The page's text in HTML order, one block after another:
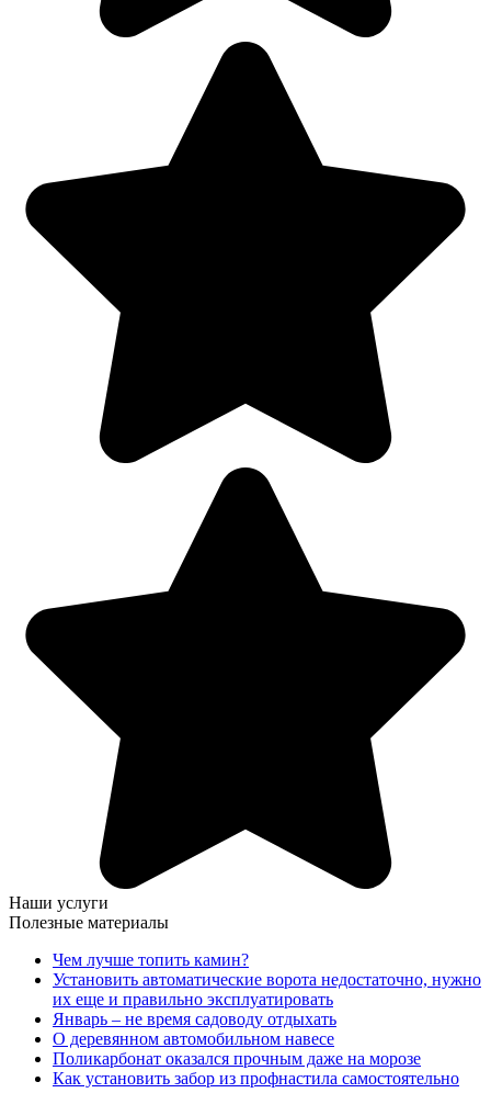
Наши услуги
Полезные материалы
Чем лучше топить камин?
Установить автоматические ворота недостаточно, нужно
их еще и правильно эксплуатировать
Январь – не время садоводу отдыхать
О деревянном автомобильном навесе
Поликарбонат оказался прочным даже на морозе
Как установить забор из профнастила самостоятельно